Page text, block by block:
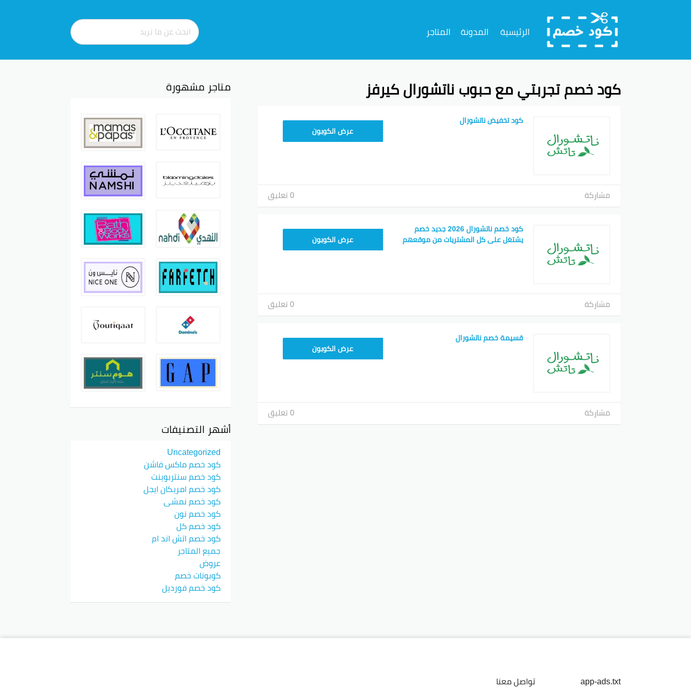
إلى
المحتوى
الرئيسية المدونة المتاجر
كود خصم تجربتي مع حبوب ناتشورال كيرفز
كود تخفيض ناتشورال
عرض الكوبون
مشاركة 0 تعليق
كود خصم ناتشورال 2026 جديد خصم
يشتغل على كل المشتريات من موقعهم
عرض الكوبون
مشاركة 0 تعليق
قسيمة خصم ناتشورال
عرض الكوبون
مشاركة 0 تعليق
متاجر مشهورة
أشهر التصنيفات
Uncategorized
كود خصم ماكس فاشن
كود خصم سنتربوينت
كود خصم امريكان ايجل
كود خصم نمشي
كود خصم نون
كود خصم كل
كود خصم اتش اند ام
جميع المتاجر
عروض
كوبونات خصم
كود خصم فورديل
app-ads.txt
تواصل معنا